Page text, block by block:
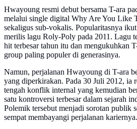
Hwayoung resmi debut bersama T-ara
melalui single digital Why Are You Like
sekaligus sub-vokalis. Popularitasnya
merilis lagu Roly-Poly pada 2011. Lagu
hit terbesar tahun itu dan mengukuhkan
group paling populer di generasinya.
Namun, perjalanan Hwayoung di T-ara
yang diperkirakan. Pada 30 Juli 2012, ia
tengah konflik internal yang kemudian
satu kontroversi terbesar dalam sejarah
Polemik tersebut menjadi sorotan publik
sempat membayangi perjalanan kariernya.